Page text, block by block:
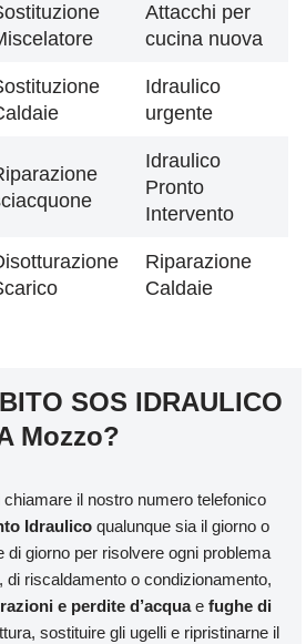
Attacchi per
cucina nuova
Idraulico
urgente
Idraulico
Pronto
Intervento
Riparazione
Caldaie
SOS IDRAULICO
Mozzo?
il nostro numero telefonico
Idraulicoqualunque sia il giorno o
di giorno per risolvere ogni problema
di riscaldamento o condizionamento,
e perdite d’acquae fughe di
sostituire gli ugelli e ripristinarne il